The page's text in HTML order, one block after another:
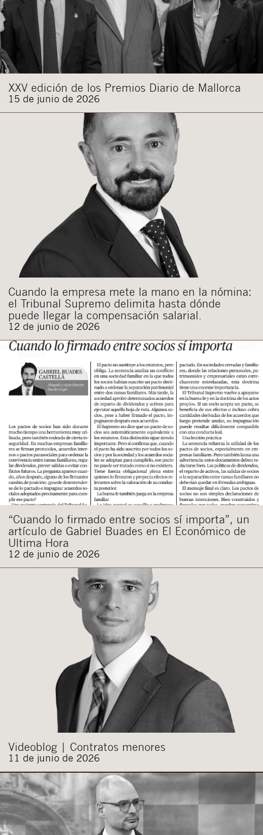
XXV edición de los Premios Diario de Mallorca
15 de junio de 2026
Cuando la empresa mete la mano en la nómina:
el Tribunal Supremo delimita hasta dónde
puede llegar la compensación salarial.
12 de junio de 2026
“Cuando lo firmado entre socios sí importa”, un
artículo de Gabriel Buades en El Económico de
Ultima Hora
12 de junio de 2026
Videoblog | Contratos menores
11 de junio de 2026
Cerrar